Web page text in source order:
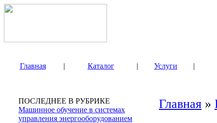
Главная | Каталог | Услуги |
ПОСЛЕДНЕЕ В РУБРИКЕ
Машинное обучение в системах
управления энергооборудованием
Главная »